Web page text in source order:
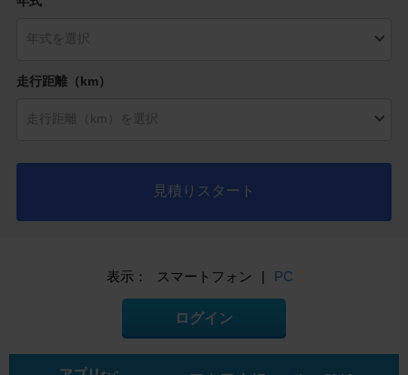
走行距離（km）
見積りスタート
表示： スマートフォン | PC
ログイン